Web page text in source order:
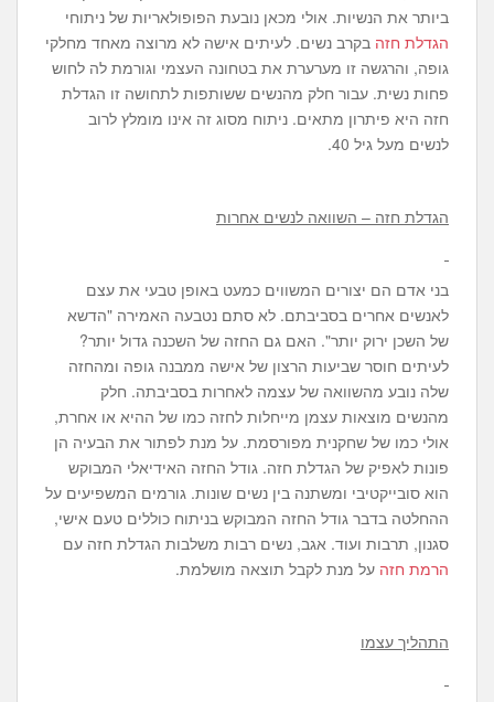
ביותר את הנשיות. אולי מכאן נובעת הפופולאריות של ניתוחי
הגדלת חזה בקרב נשים. לעיתים אישה לא מרוצה מאחד מחלקי
גופה, והרגשה זו מערערת את בטחונה העצמי וגורמת לה לחוש
פחות נשית. עבור חלק מהנשים ששותפות לתחושה זו הגדלת
חזה היא פיתרון מתאים. ניתוח מסוג זה אינו מומלץ לרוב
לנשים מעל גיל 40.
הגדלת חזה – השוואה לנשים אחרות
בני אדם הם יצורים המשווים כמעט באופן טבעי את עצם
לאנשים אחרים בסביבתם. לא סתם נטבעה האמירה "הדשא
של השכן ירוק יותר". האם גם החזה של השכנה גדול יותר?
לעיתים חוסר שביעות הרצון של אישה ממבנה גופה ומהחזה
שלה נובע מהשוואה של עצמה לאחרות בסביבתה. חלק
מהנשים מוצאות עצמן מייחלות לחזה כמו של ההיא או אחרת,
אולי כמו של שחקנית מפורסמת. על מנת לפתור את הבעיה הן
פונות לאפיק של הגדלת חזה. גודל החזה האידיאלי המבוקש
הוא סובייקטיבי ומשתנה בין נשים שונות. גורמים המשפיעים על
ההחלטה בדבר גודל החזה המבוקש בניתוח כוללים טעם אישי,
סגנון, תרבות ועוד. אגב, נשים רבות משלבות הגדלת חזה עם
הרמת חזה על מנת לקבל תוצאה מושלמת.
התהליך עצמו